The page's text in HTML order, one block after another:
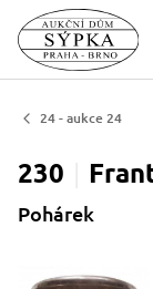
24 - aukce 24
230
Pohárek